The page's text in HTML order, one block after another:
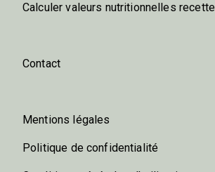
Calculer valeurs nutritionnelles recette
Contact
Mentions légales
Politique de confidentialité